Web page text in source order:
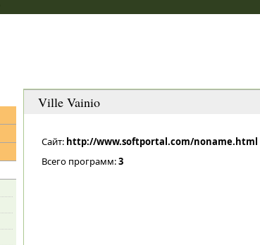
Ville Vainio
Сайт: http://www.softportal.com/noname.html
Всего программ:3